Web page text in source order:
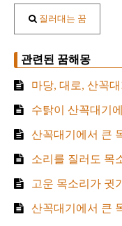
질러대는 꿈
관련된 꿈해몽
마당, 대로, 산꼭
수탉이 산꼭대기
산꼭대기에서 큰
소리를 질러도 목
고운 목소리가 귓
산꼭대기에서 큰